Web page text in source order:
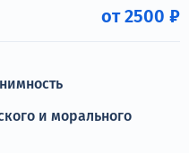
от 2500 ₽
и морального